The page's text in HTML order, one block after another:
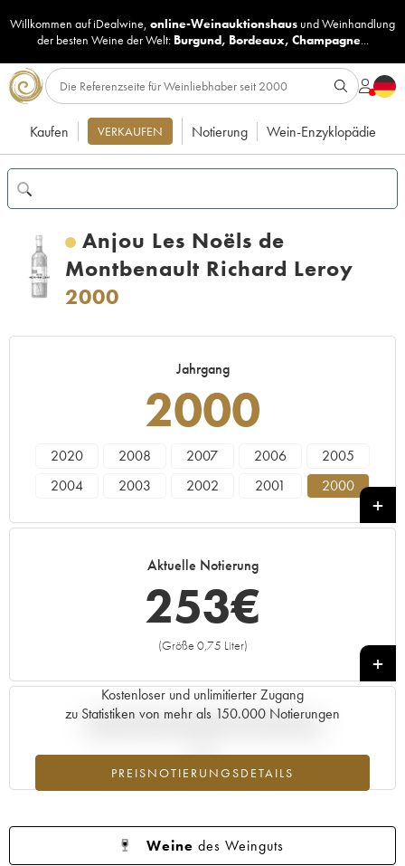
Willkommen auf iDealwine, online-Weinauktionshaus undWeinhandlung
der besten Weine der Welt: Burgund, Bordeaux, Champagne...
Kaufen VERKAUFEN Notierung Wein-Enzyklopädie
Anjou Les Noëls de
Montbenault Richard Leroy
2000
Jahrgang
2000
2020 2008 2007 2006
2005
2004
2003 2002 2001 2000
Aktuelle Notierung
253€
(Größe 0,75 Liter)
+
Kostenloser und unlimitierter Zugang
zu Statistiken von mehr als 150.000 Notierungen
PREISNOTIERUNGSDETAILS
Aktuelle Entwicklung der Preisnotierung
Weine des Weinguts